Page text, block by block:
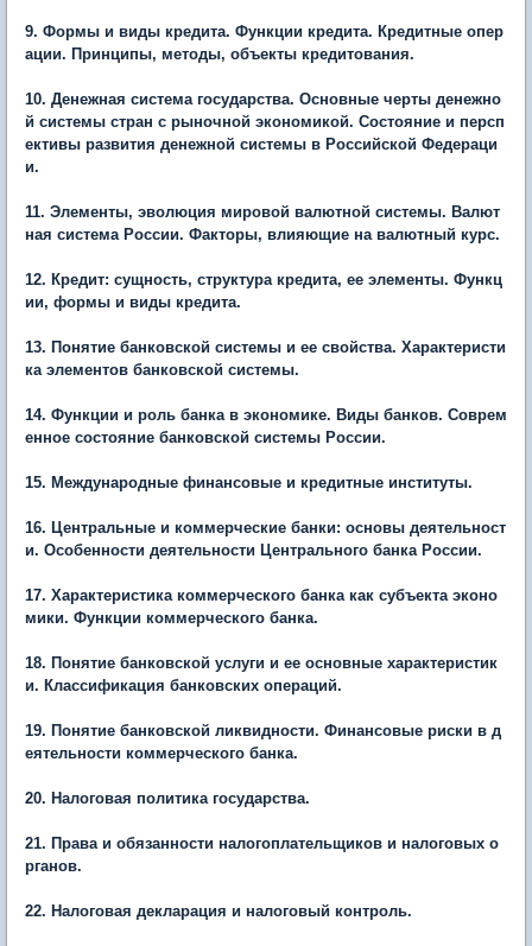
9. Формы и виды кредита. Функции кредита. Кредитные опер
ации. Принципы, методы, объекты кредитования.
10. Денежная система государства. Основные черты денежно
й системы стран с рыночной экономикой. Состояние и персп
ективы развития денежной системы в Российской Федераци
и.
11. Элементы, эволюция мировой валютной системы. Валют
ная система России. Факторы, влияющие на валютный курс.
12. Кредит: сущность, структура кредита, ее элементы. Функц
ии, формы и виды кредита.
13. Понятие банковской системы и ее свойства. Характеристи
ка элементов банковской системы.
14. Функции и роль банка в экономике. Виды банков. Соврем
енное состояние банковской системы России.
15. Международные финансовые и кредитные институты.
16. Центральные и коммерческие банки: основы деятельност
и. Особенности деятельности Центрального банка России.
17. Характеристика коммерческого банка как субъекта эконо
мики. Функции коммерческого банка.
18. Понятие банковской услуги и ее основные характеристик
и. Классификация банковских операций.
19. Понятие банковской ликвидности. Финансовые риски в д
еятельности коммерческого банка.
20. Налоговая политика государства.
21. Права и обязанности налогоплательщиков и налоговых о
рганов.
22. Налоговая декларация и налоговый контроль.